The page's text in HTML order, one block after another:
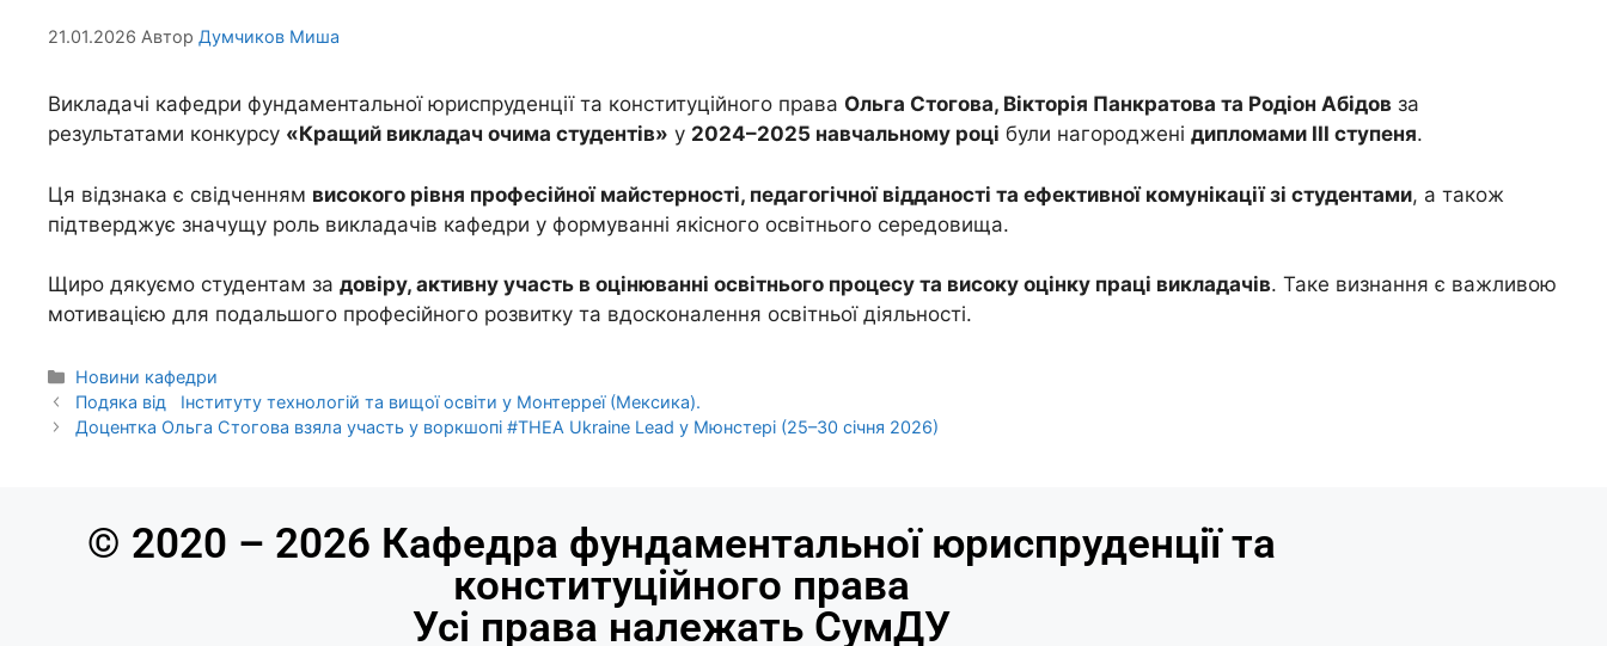
21.01.2026 Автор Думчиков Миша
Викладачі кафедри фундаментальної юриспруденції та конституційного права Ольга Стогова, Вікторія Панкратова та Родіон Абідов за
результатами конкурсу «Кращий викладач очима студентів» у 2024–2025 навчальному році були нагороджені дипломами ІІІ ступеня.
Ця відзнака є свідченням високого рівня професійної майстерності, педагогічної відданості та ефективної комунікації зі студентами, а також
підтверджує значущу роль викладачів кафедри у формуванні якісного освітнього середовища.
Щиро дякуємо студентам за довіру, активну участь в оцінюванні освітнього процесу та високу оцінку праці викладачів. Таке визнання є важливою
мотивацією для подальшого професійного розвитку та вдосконалення освітньої діяльності.
Новини кафедри
Подяка від Інституту технологій та вищої освіти у Монтерреї (Мексика).
Доцентка Ольга Стогова взяла участь у воркшопі #THEA Ukraine Lead у Мюнстері (25–30 січня 2026)
© 2020 – 2026 Кафедра фундаментальної юриспруденції та
конституційного права
Усі права належать СумДУ